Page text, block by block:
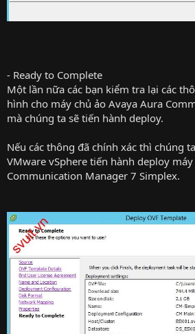
- Ready to Complete
Một lần nữa các bạn kiểm tra lại các
hình cho máy chủ ảo Avaya Aura
mà chúng ta sẽ tiến hành deploy.
Nếu các thông đã chính xác thì chúng
VMware vSphere tiến hành deploy
Communication Manager 7 Simplex.